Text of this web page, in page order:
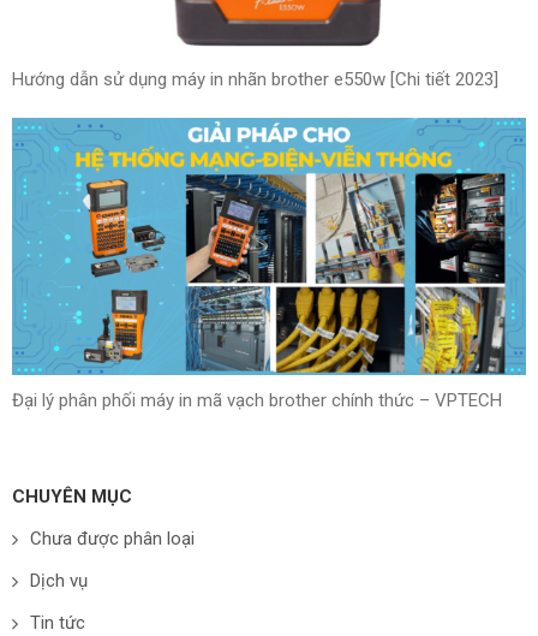
Hướng dẫn sử dụng máy in nhãn brother e550w [Chi tiết 2023]
Đại lý phân phối máy in mã vạch brother chính thức – VPTECH
CHUYÊN MỤC
Chưa được phân loại
Dịch vụ
Tin tức